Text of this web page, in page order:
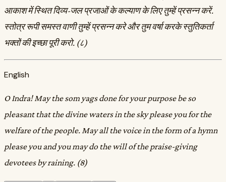
आकाश में स्थित दिव्य-जल प्रजाओं के कल्याण के लिए तुम्हें प्रसन्न करें.
स्तोत्र रूपी समस्त वाणी तुम्हें प्रसन्न करे और तुम वर्षा करके स्तुतिकर्ता
भक्तों की इच्छा पूरी करो. (८)
English
O Indra! May the som yags done for your purpose be so
pleasant that the divine waters in the sky please you for the
welfare of the people. May all the voice in the form of a hymn
please you and you may do the will of the praise-giving
devotees by raining. (8)